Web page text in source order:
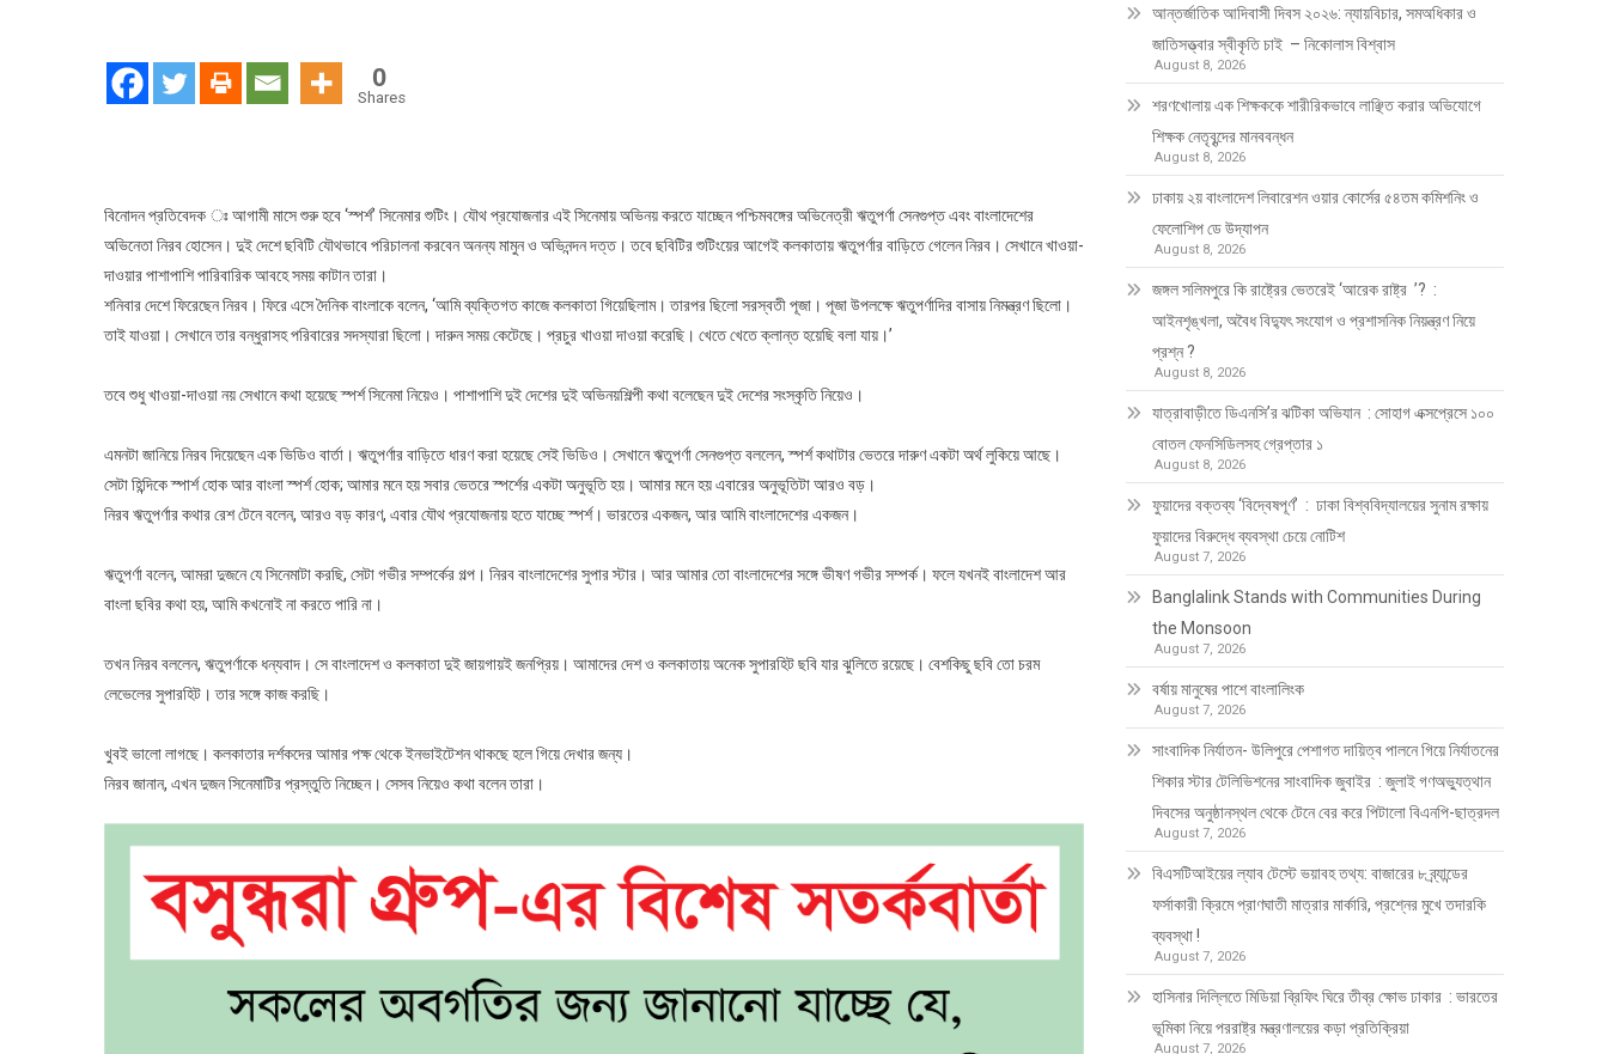
0
Shares
বিনোদন প্রতিবেদক ঃ আগামী মাসে শুরু হবে ‘স্পর্শ’ সিনেমার শুটিং। যৌথ প্রযোজনার এই সিনেমায় অভিনয় করতে যাচ্ছেন পশ্চিমবঙ্গের অভিনেত্রী ঋতুপর্ণা সেনগুপ্ত এবং বাংলাদেশের
অভিনেতা নিরব হোসেন। দুই দেশে ছবিটি যৌথভাবে পরিচালনা করবেন অনন্য মামুন ও অভিনন্দন দত্ত। তবে ছবিটির শুটিংয়ের আগেই কলকাতায় ঋতুপর্ণার বাড়িতে গেলেন নিরব। সেখানে খাওয়া-
দাওয়ার পাশাপাশি পারিবারিক আবহে সময় কাটান তারা।
শনিবার দেশে ফিরেছেন নিরব। ফিরে এসে দৈনিক বাংলাকে বলেন, ‘আমি ব্যক্তিগত কাজে কলকাতা গিয়েছিলাম। তারপর ছিলো সরস্বতী পূজা। পূজা উপলক্ষে ঋতুপর্ণাদির বাসায় নিমন্ত্রণ ছিলো।
তাই যাওয়া। সেখানে তার বন্ধুরাসহ পরিবারের সদস্যারা ছিলো। দারুন সময় কেটেছে। প্রচুর খাওয়া দাওয়া করেছি। খেতে খেতে ক্লান্ত হয়েছি বলা যায়।’
তবে শুধু খাওয়া-দাওয়া নয় সেখানে কথা হয়েছে স্পর্শ সিনেমা নিয়েও। পাশাপাশি দুই দেশের দুই অভিনয়শিল্পী কথা বলেছেন দুই দেশের সংস্কৃতি নিয়েও।
এমনটা জানিয়ে নিরব দিয়েছেন এক ভিডিও বার্তা। ঋতুপর্ণার বাড়িতে ধারণ করা হয়েছে সেই ভিডিও। সেখানে ঋতুপর্ণা সেনগুপ্ত বললেন, স্পর্শ কথাটার ভেতরে দারুণ একটা অর্থ লুকিয়ে আছে।
সেটা হিন্দিকে স্পার্শ হোক আর বাংলা স্পর্শ হোক; আমার মনে হয় সবার ভেতরে স্পর্শের একটা অনুভূতি হয়। আমার মনে হয় এবারের অনুভূতিটা আরও বড়।
নিরব ঋতুপর্ণার কথার রেশ টেনে বলেন, আরও বড় কারণ, এবার যৌথ প্রযোজনায় হতে যাচ্ছে স্পর্শ। ভারতের একজন, আর আমি বাংলাদেশের একজন।
ঋতুপর্ণা বলেন, আমরা দুজনে যে সিনেমাটা করছি, সেটা গভীর সম্পর্কের গল্প। নিরব বাংলাদেশের সুপার স্টার। আর আমার তো বাংলাদেশের সঙ্গে ভীষণ গভীর সম্পর্ক। ফলে যখনই বাংলাদেশ আর
বাংলা ছবির কথা হয়, আমি কখনোই না করতে পারি না।
তখন নিরব বললেন, ঋতুপর্ণাকে ধন্যবাদ। সে বাংলাদেশ ও কলকাতা দুই জায়গায়ই জনপ্রিয়। আমাদের দেশ ও কলকাতায় অনেক সুপারহিট ছবি যার ঝুলিতে রয়েছে। বেশকিছু ছবি তো চরম
লেভেলের সুপারহিট। তার সঙ্গে কাজ করছি।
খুবই ভালো লাগছে। কলকাতার দর্শকদের আমার পক্ষ থেকে ইনভাইটেশন থাকছে হলে গিয়ে দেখার জন্য।
নিরব জানান, এখন দুজন সিনেমাটির প্রস্তুতি নিচ্ছেন। সেসব নিয়েও কথা বলেন তারা।
আন্তর্জাতিক আদিবাসী দিবস ২০২৬: ন্যায়বিচার, সমঅধিকার ও
জাতিসত্ত্বার স্বীকৃতি চাই – নিকোলাস বিশ্বাস
August 8, 2026
শরণখোলায় এক শিক্ষককে শারীরিকভাবে লাঞ্ছিত করার অভিযোগে
শিক্ষক নেতৃবৃন্দের মানববন্ধন
August 8, 2026
ঢাকায় ২য় বাংলাদেশ লিবারেশন ওয়ার কোর্সের ৫৪তম কমিশনিং ও
ফেলোশিপ ডে উদ্‌যাপন
August 8, 2026
জঙ্গল সলিমপুরে কি রাষ্ট্রের ভেতরেই ‘আরেক রাষ্ট্র ’? :
আইনশৃঙ্খলা, অবৈধ বিদ্যুৎ সংযোগ ও প্রশাসনিক নিয়ন্ত্রণ নিয়ে
প্রশ্ন ?
August 8, 2026
যাত্রাবাড়ীতে ডিএনসি’র ঝটিকা অভিযান : সোহাগ এক্সপ্রেসে ১০০
বোতল ফেনসিডিলসহ গ্রেপ্তার ১
August 8, 2026
ফুয়াদের বক্তব্য ‘বিদ্বেষপূর্ণ’ : ঢাকা বিশ্ববিদ্যালয়ের সুনাম রক্ষায়
ফুয়াদের বিরুদ্ধে ব্যবস্থা চেয়ে নোটিশ
August 7, 2026
Banglalink Stands with Communities During
the Monsoon
August 7, 2026
বর্ষায় মানুষের পাশে বাংলালিংক
August 7, 2026
সাংবাদিক নির্যাতন- উলিপুরে পেশাগত দায়িত্ব পালনে গিয়ে নির্যাতনের
শিকার স্টার টেলিভিশনের সাংবাদিক জুবাইর : জুলাই গণঅভ্যুত্থান
দিবসের অনুষ্ঠানস্থল থেকে টেনে বের করে পিটালো বিএনপি-ছাত্রদল
August 7, 2026
বিএসটিআইয়ের ল্যাব টেস্টে ভয়াবহ তথ্য: বাজারের ৮ ব্র্যান্ডের
ফর্সাকারী ক্রিমে প্রাণঘাতী মাত্রার মার্কারি, প্রশ্নের মুখে তদারকি
ব্যবস্থা !
August 7, 2026
হাসিনার দিল্লিতে মিডিয়া ব্রিফিং ঘিরে তীব্র ক্ষোভ ঢাকার : ভারতের
ভূমিকা নিয়ে পররাষ্ট্র মন্ত্রণালয়ের কড়া প্রতিক্রিয়া
August 7, 2026